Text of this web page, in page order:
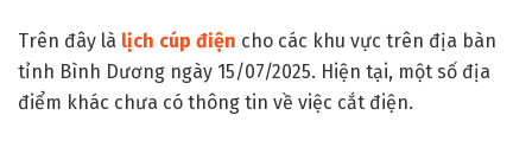
Trên đây là lịch cúp điện cho các khu vực trên địa bàn
tỉnh Bình Dương ngày 15/07/2025. Hiện tại, một số địa
điểm khác chưa có thông tin về việc cắt điện.